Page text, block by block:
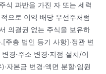
식 과반을 가진 자 또는 세력
으로 이익 배당 우선주처럼
의결권 없는 주식을 보유하
주총 법인 등기 사항]·정관 변
경·주소 변경·지점 설치/이
자본금 변경·액면 분할·임원